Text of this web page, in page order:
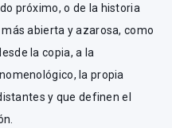
próximo, o de la historia
abierta y azarosa, como
la copia, a la
la propia
y que definen el